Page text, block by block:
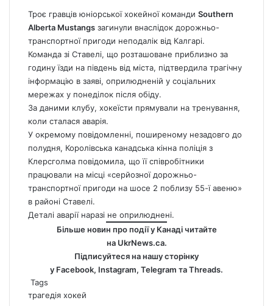
Троє гравців юніорської хокейної команди Southern
Alberta Mustangs загинули внаслідок дорожньо-
транспортної пригоди неподалік від Калгарі.
Команда зі Ставелі, що розташоване приблизно за
годину їзди на південь від міста, підтвердила трагічну
інформацію в заяві, оприлюдненій у соціальних
мережах у понеділок після обіду.
За даними клубу, хокеїсти прямували на тренування,
коли сталася аварія.
У окремому повідомленні, поширеному незадовго до
полудня, Королівська канадська кінна поліція з
Клерсголма повідомила, що її співробітники
працювали на місці «серйозної дорожньо-
транспортної пригоди на шосе 2 поблизу 55-ї авеню»
в районі Ставелі.
Деталі аварії наразі не оприлюднені.
Більше новин про події у Канаді читайте
на UkrNews.ca.
Підписуйтеся на нашу сторінку
у Facebook, Instagram, Telegram таThreads.
Tags
трагедія хокей